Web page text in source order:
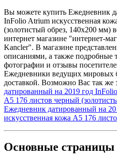
Вы можете купить Ежедневник
InFolio Atrium искусственная
(золотистый обрез, 140х200 мм)
интернет магазине "интернет-
Kancler". В магазине
описаниями, а также подробные
фотографии и отзывы
Ежедневники ведущих мировых
доставкой. Возможно Вас так же
датированный на 2019 год
А5 176 листов черный
Ежедневник датированный на
искусственная кожа А5 176
Основные страницы